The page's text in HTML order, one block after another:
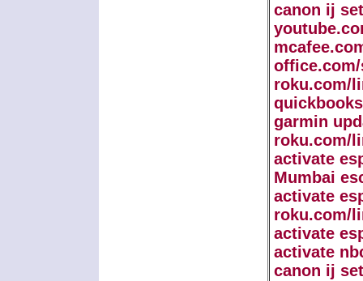
canon ij
roku.com/
garmin
roku.com/
activate
Mumbai
activate
roku.com/
activate
activate
canon ij